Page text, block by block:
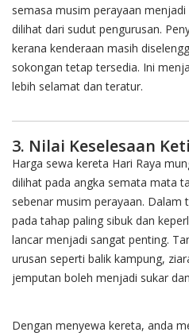
semasa musim perayaan
dilihat dari sudut pengurusan.
kerana kenderaan masih
sokongan tetap tersedia. Ini
lebih selamat dan teratur.
3. Nilai Keselesaan
Harga sewa kereta Hari Raya
dilihat pada angka semata mata
sebenar musim perayaan. Dalam
pada tahap paling sibuk dan
lancar menjadi sangat penting.
urusan seperti balik kampung,
jemputan boleh menjadi sukar
Dengan menyewa kereta, anda